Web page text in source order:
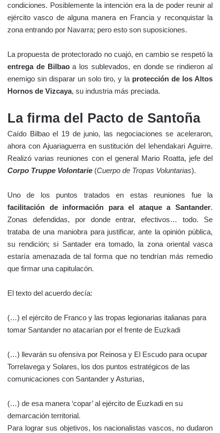
condiciones. Posiblemente la intención era la de poder reunir al
ejército vasco de alguna manera en Francia y reconquistar la
zona entrando por Navarra; pero esto son suposiciones.
La propuesta de protectorado no cuajó, en cambio se respetó la
entrega de Bilbaoa los sublevados, en donde se rindieron al
enemigo sin disparar un solo tiro, y la protección de los Altos
Hornos de Vizcaya, su industria más preciada.
La firma del Pacto de Santoña
Caído Bilbao el 19 de junio, las negociaciones se aceleraron,
ahora con Ajuariaguerraen sustitución del lehendakari Aguirre.
Realizó varias reuniones con el general Mario Roatta, jefe del
Corpo Truppe Volontarie (Cuerpo de Tropas Voluntarias).
Uno de los puntos tratados en estas reuniones fue la
facilitación de información para el ataque a Santander.
Zonas defendidas, por donde entrar, efectivos… todo. Se
trataba de una maniobra para justificar, ante la opinión pública,
su rendición; si Santader era tomado, la zona oriental vasca
estaría amenazada de tal forma que no tendrían más remedio
que firmar una capitulacón.
El texto del acuerdo decía:
(…) el ejército de Franco y las tropas legionarias italianas para
tomar Santander no atacarían por el frente de Euzkadi
(…) llevarán su ofensiva por Reinosa y El Escudo para ocupar
Torrelavega y Solares, los dos puntos estratégicos de las
comunicaciones con Santander y Asturias,
(…) de esa manera ‘copar’ al ejército de Euzkadi en su
demarcación territorial.
Para lograr sus objetivos, los nacionalistas vascos, no dudaron